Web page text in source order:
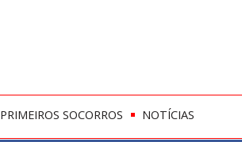
PRIMEIROS SOCORROS NOTÍCIAS